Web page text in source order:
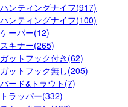
ハンティングナイフ(917)
ハンティングナイフ(100)
ケーパー(12)
スキナー(265)
ガットフック付き(62)
ガットフック無し(205)
バード&トラウト(7)
トラッパー(332)